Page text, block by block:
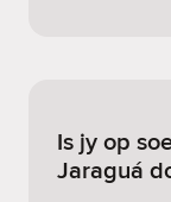
Is jy op
Jaraguá